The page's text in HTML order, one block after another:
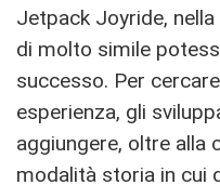
Jetpack Joyride,
di molto simile
successo. Per
esperienza, gli
aggiungere, oltre alla
modalità storia in cui